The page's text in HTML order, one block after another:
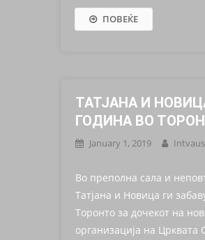
ПОВЕЌЕ
ТАТЈАНА И
ГОДИНА ВО
January 1, 2019
Во преполна сала и
Татјана и Новица ги
Торонто за дочекот на
организација на